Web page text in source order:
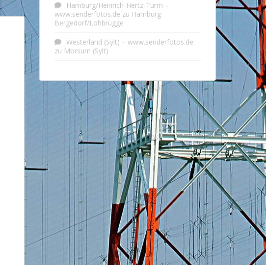
Hamburg/Heinrich-Hertz-Turm –
www.senderfotos.de zu Hamburg-
Bergedorf/Lohbrügge
Westerland (Sylt) – www.senderfotos.de
zu Morsum (Sylt)